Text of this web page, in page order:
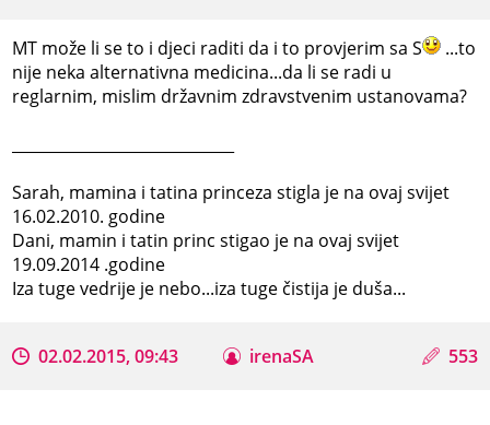
MT može li se to i djeci raditi da i to provjerim sa S
...to
nije neka alternativna medicina...da li se radi u
reglarnim, mislim državnim zdravstvenim ustanovama?
Sarah, mamina i tatina princeza stigla je na ovaj svijet
16.02.2010. godine
Dani, mamin i tatin princ stigao je na ovaj svijet
19.09.2014 .godine
Iza tuge vedrije je nebo...iza tuge čistija je duša...
02.02.2015, 09:43 irenaSA 553